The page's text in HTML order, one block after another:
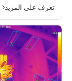
تعرف على المزيد